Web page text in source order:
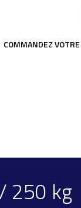
COMMANDEZ
250 kg